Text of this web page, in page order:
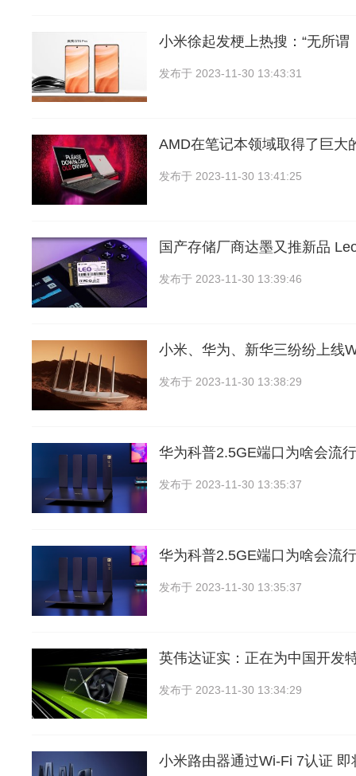
小米徐起发梗上热搜：“无所谓
发布于 2023-11-30 13:43:31
AMD在笔记本领域取得了巨大
发布于 2023-11-30 13:41:25
国产存储厂商达墨又推新品
发布于 2023-11-30 13:39:46
小米、华为、新华三纷纷上线
发布于 2023-11-30 13:38:29
华为科普2.5GE端口为啥会流
发布于 2023-11-30 13:35:37
华为科普2.5GE端口为啥会流
发布于 2023-11-30 13:35:37
英伟达证实：正在为中国开发
发布于 2023-11-30 13:34:29
小米路由器通过Wi-Fi 7认证 即